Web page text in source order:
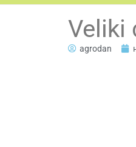
Veliki
agrodan